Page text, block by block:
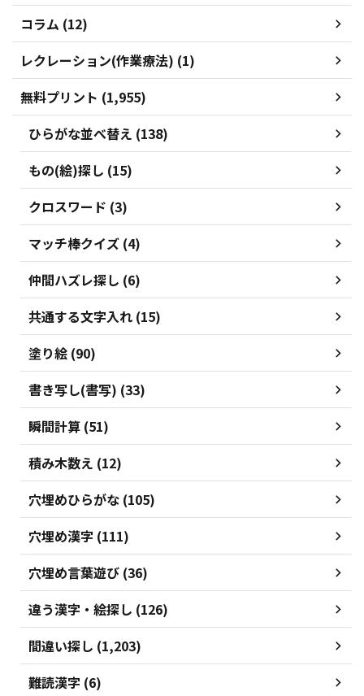
コラム (12)
レクレーション(作業療法) (1)
無料プリント (1,955)
ひらがな並べ替え (138)
もの(絵)探し (15)
クロスワード (3)
マッチ棒クイズ (4)
仲間ハズレ探し (6)
共通する文字入れ (15)
塗り絵 (90)
書き写し(書写) (33)
瞬間計算 (51)
積み木数え (12)
穴埋めひらがな (105)
穴埋め漢字 (111)
穴埋め言葉遊び (36)
違う漢字・絵探し (126)
間違い探し (1,203)
難読漢字 (6)